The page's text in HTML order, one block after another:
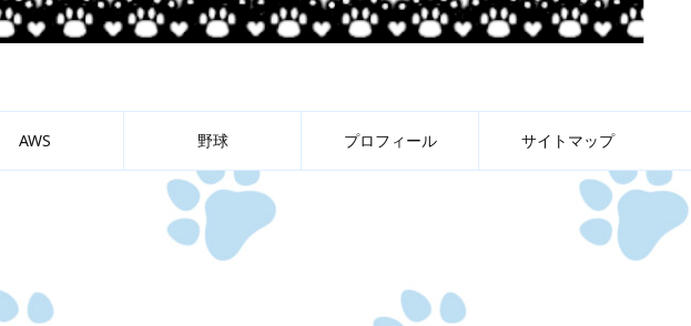
AWS 野球 プロフィール サイトマップ